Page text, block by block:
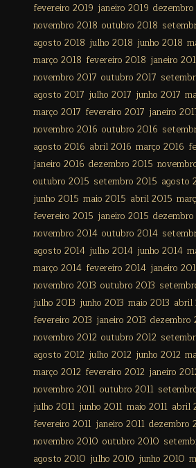
fevereiro 2019 janeiro 2019
novembro 2018 outubro 2018
agosto 2018 julho 2018 junho 2018
março 2018 fevereiro 2018 janeiro
novembro 2017 outubro 2017
agosto 2017 julho 2017 junho 2017
março 2017 fevereiro 2017 janeiro
novembro 2016 outubro 2016
agosto 2016 abril 2016 março 2016
janeiro 2016 dezembro 2015
outubro 2015 setembro 2015 agosto
junho 2015 maio 2015 abril 2015
fevereiro 2015 janeiro 2015
novembro 2014 outubro 2014
agosto 2014 julho 2014 junho 2014
março 2014 fevereiro 2014 janeiro
novembro 2013 outubro 2013
julho 2013 junho 2013 maio 2013 abril
fevereiro 2013 janeiro 2013 dezembro
novembro 2012 outubro 2012
agosto 2012 julho 2012 junho 2012
março 2012 fevereiro 2012 janeiro
novembro 2011 outubro 2011
julho 2011 junho 2011 maio 2011 abril
fevereiro 2011 janeiro 2011 dezembro
novembro 2010 outubro 2010
agosto 2010 julho 2010 junho 2010